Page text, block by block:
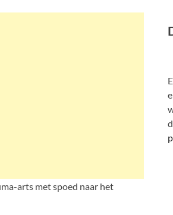
arts met spoed naar het